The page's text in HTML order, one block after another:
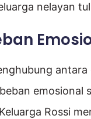
nelayan
emosional
Rossi